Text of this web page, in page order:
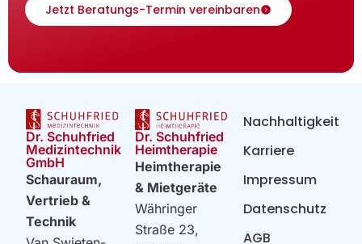
Jetzt Beratungs-Termin vereinbaren
Dr. Schuhfried
Medizintechnik
GmbH
Schauraum,
Vertrieb &
Technik
Dr. Schuhfried
Heimtherapie
Heimtherapie
& Mietgeräte
Währinger
Straße 23,
Nachhaltigkeit
Karriere
Impressum
Datenschutz
AGB